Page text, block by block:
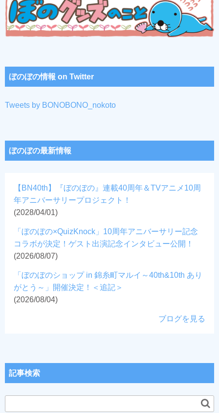
ぼのぼの情報 on Twitter
Tweets by BONOBONO_nokoto
ぼのぼの最新情報
【BN40th】『ぼのぼの』連載40周年＆TVアニメ10周
年アニバーサリープロジェクト！
(2028/04/01)
「ぼのぼの×QuizKnock」10周年アニバーサリー記念
コラボが決定！ゲスト出演記念インタビュー公開！
(2026/08/07)
「ぼのぼのショップ in 錦糸町マルイ～40th&10th あり
がとう～」開催決定！＜追記＞
(2026/08/04)
ブログを見る
記事検索